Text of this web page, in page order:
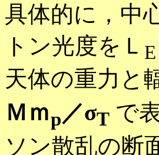
具体的に，中
トン光度をＬ E
天体の重力と
Ｍｍp／σT で
ソン散乱の断